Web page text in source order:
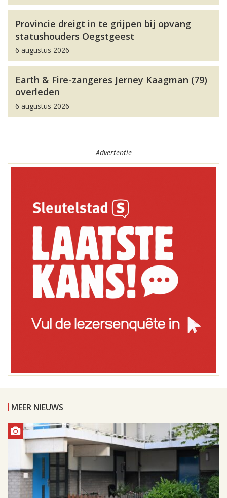
Provincie dreigt in te grijpen bij opvang
statushouders Oegstgeest
6 augustus 2026
Earth & Fire-zangeres Jerney Kaagman (79)
overleden
6 augustus 2026
Advertentie
MEER NIEUWS